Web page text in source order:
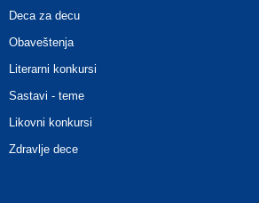
Deca za decu
Obaveštenja
Literarni konkursi
Sastavi - teme
Likovni konkursi
Zdravlje dece